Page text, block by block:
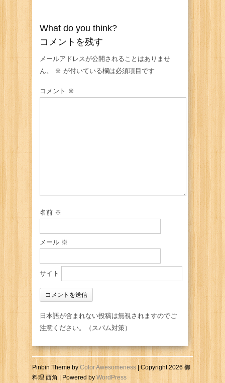
What do you think?
コメントを残す
メールアドレスが公開されることはありませ
ん。
※ が付いている欄は必須項目です
コメント ※
名前 ※
メール ※
サイト
日本語が含まれない投稿は無視されますのでご
注意ください。（スパム対策）
Pinbin Theme by Color Awesomeness| Copyright 2026 御
料理 西角 | Powered by WordPress